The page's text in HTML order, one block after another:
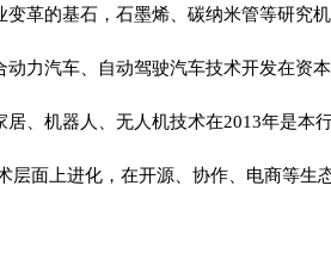
变革的基石，石墨烯、碳纳米管等研究
动力汽车、自动驾驶汽车技术开发在资
居、机器人、无人机技术在2013年是本
层面上进化，在开源、协作、电商等生